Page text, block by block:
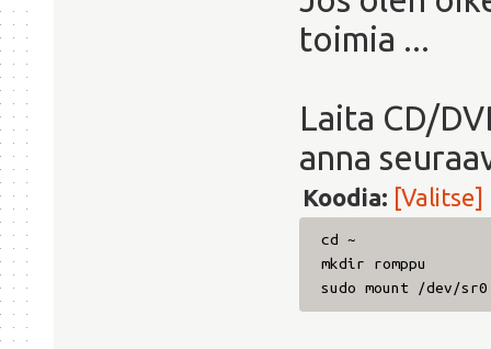
toimia ...
Laita CD/
anna
Koodia: [Valitse]
cd ~
mkdir romppu
sudo mount /dev/sr0